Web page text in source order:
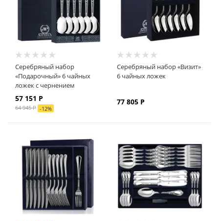
Серебряный набор
«Подарочный» 6 чайных
ложек с чернением
57 151 Р
64 945Р -12%
Серебряный набор «Визит»
6 чайных ложек
77 805Р